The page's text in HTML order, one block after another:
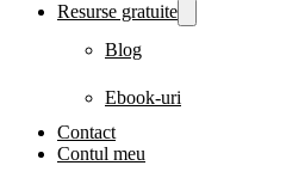
Resurse gratuite
Blog
Ebook-uri
Contact
Contul meu